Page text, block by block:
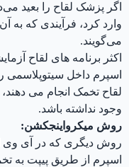
اگر پزشک لقاح را بعید
وارد کرد، فرآیندی که به
می‌گویند.
اکثر برنامه های لقاح
اسپرم داخل
لقاح تخمک انجام می
وجود نداشته باشد.
روش میکرواینجکشن:
روش دیگری که در آی وی
اسپرم از طریق پیپت به